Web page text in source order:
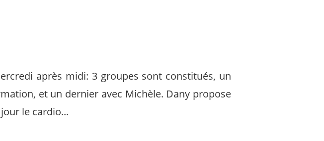
après midi: 3 groupes sont constitués, un
et un dernier avec Michèle. Dany propose
le cardio...